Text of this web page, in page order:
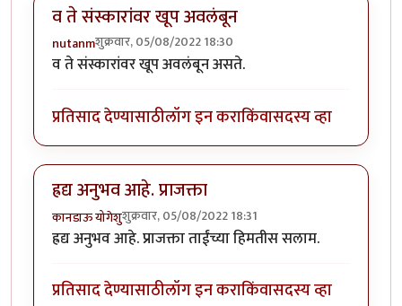
व ते संस्कारांवर खूप अवलंबून
nutanmशुक्रवार, 05/08/2022 18:30
व ते संस्कारांवर खूप अवलंबून असते.
प्रतिसाद देण्यासाठीलॉग इन कराकिंवासदस्य व्हा
ह्रद्य अनुभव आहे. प्राजक्ता
कानडाऊ योगेशुशुक्रवार, 05/08/2022 18:31
ह्रद्य अनुभव आहे. प्राजक्ता ताईंच्या हिमतीस सलाम.
प्रतिसाद देण्यासाठीलॉग इन कराकिंवासदस्य व्हा